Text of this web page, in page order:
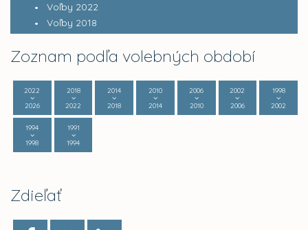
Voľby 2022
Voľby 2018
Zoznam podľa volebných období
2022
2026
2018
2022
2014
2018
2010
2014
2006
2010
2002
2006
1998
2002
1994
1998
1991
1994
Zdieľať